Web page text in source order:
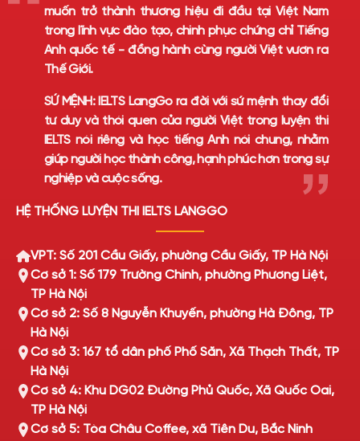
muốn trở thành thương hiệu đi đầu tại Việt Nam
trong lĩnh vực đào tạo, chinh phục chứng chỉ Tiếng
Anh quốc tế - đồng hành cùng người Việt vươn ra
Thế Giới.
SỨ MỆNH:IELTS LangGo ra đời với sứ mệnh thay đổi
tư duy và thói quen của người Việt trong luyện thi
IELTS nói riêng và học tiếng Anh nói chung, nhằm
giúp người học thành công, hạnh phúc hơn trong sự
nghiệp và cuộc sống.
HỆ THỐNG LUYỆN THI IELTS LANGGO
VPT: Số 201 Cầu Giấy, phường Cầu Giấy, TP Hà Nội
Cơ sở 1: Số 179 Trường Chinh, phường Phương Liệt,
TP Hà Nội
Cơ sở 2: Số 8 Nguyễn Khuyến, phường Hà Đông, TP
Hà Nội
Cơ sở 3: 167 tổ dân phố Phố Săn, Xã Thạch Thất, TP
Hà Nội
Cơ sở 4: Khu DG02 Đường Phủ Quốc, Xã Quốc Oai,
TP Hà Nội
Cơ sở 5: Tòa Châu Coffee, xã Tiên Du, Bắc Ninh